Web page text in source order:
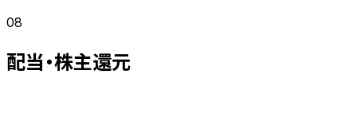
08
配当・株主還元